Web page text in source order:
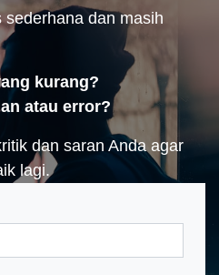
sederhana dan masih
kurang?
atau error?
dan saran Anda agar
lagi.